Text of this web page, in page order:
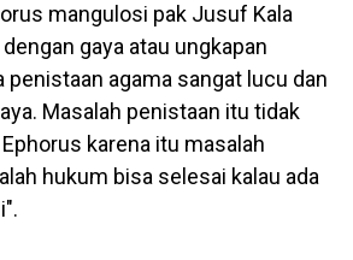
mangulosi pak Jusuf Kala
gaya atau ungkapan
penistaan agama sangat lucu dan
Masalah penistaan itu tidak
karena itu masalah
hukum bisa selesai kalau ada